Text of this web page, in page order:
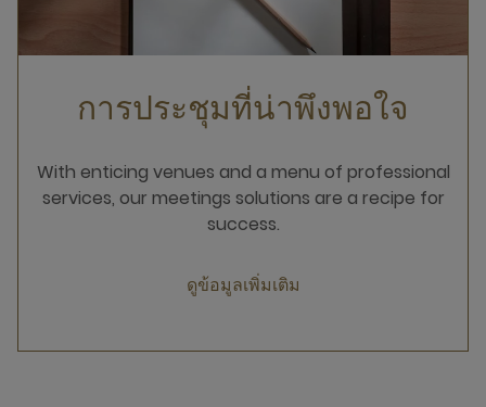
การประชุมที่น่าพึงพอใจ
With enticing venues and a menu of professional
services, our meetings solutions are a recipe for
success.
ดูข้อมูลเพิ่มเติม